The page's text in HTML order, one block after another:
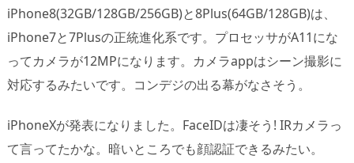
iPhone8(32GB/128GB/256GB)と8Plus(64GB/128GB)は、
iPhone7と7Plusの正統進化系です。プロセッサがA11にな
ってカメラが12MPになります。カメラappはシーン撮影に
対応するみたいです。コンデジの出る幕がなさそう。
iPhoneXが発表になりました。FaceIDは凄そう! IRカメラっ
て言ってたかな。暗いところでも顔認証できるみたい。